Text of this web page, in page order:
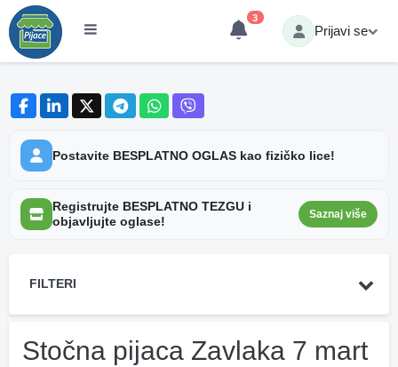
3
Prijavi se
Postavite BESPLATNO OGLAS kao fizičko lice!
Registrujte BESPLATNO TEZGU i
objavljujte oglase!
Saznaj više
FILTERI
Stočna pijaca Zavlaka 7 mart